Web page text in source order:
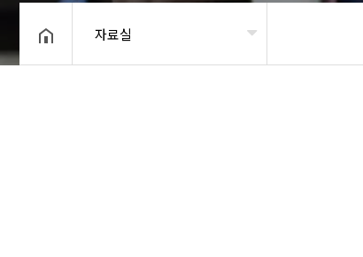
자료실